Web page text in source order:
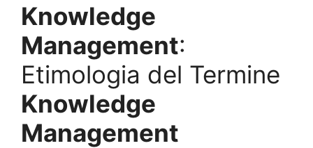
Knowledge
Management:
Etimologia del Termine
Knowledge
Management